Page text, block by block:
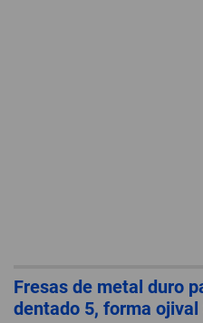
Fresas de metal duro
dentado 5, forma ojival